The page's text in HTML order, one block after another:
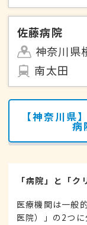
佐藤病院
神奈川県
南太田
【神奈川県
病
「病院」と「
医療機関は一般
医院）」の2つ